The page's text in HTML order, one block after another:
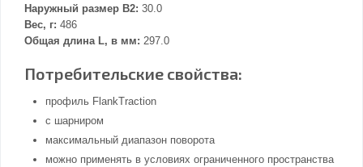
Наружный размер В2: 30.0
Вес, г: 486
Общая длина L, в мм: 297.0
Потребительские свойства:
профиль FlankTraction
с шарниром
максимальный диапазон поворота
можно применять в условиях ограниченного пространства